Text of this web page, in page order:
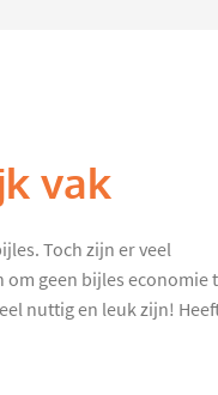
vak
Toch zijn er veel
geen bijles economie
nuttig en leuk zijn!